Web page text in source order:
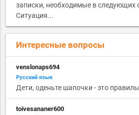
записки, необходимые в следующих
Ситуация...
Интересные вопросы
venslonaps694
Русский язык
Дети, оденьте шапочки - это
toivesananer600